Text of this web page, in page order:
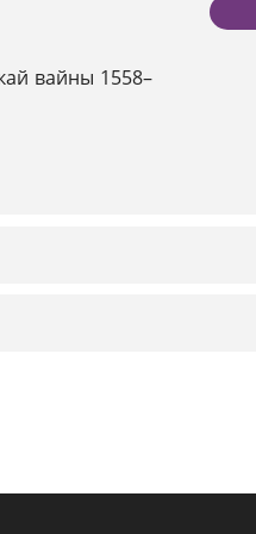
вайны 1558–